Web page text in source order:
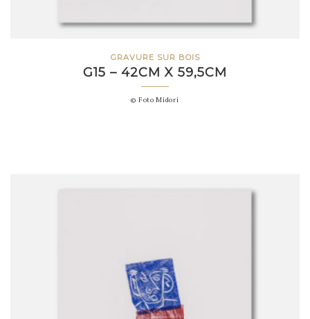
GRAVURE SUR BOIS
G15 – 42CM X 59,5CM
© Foto Midori